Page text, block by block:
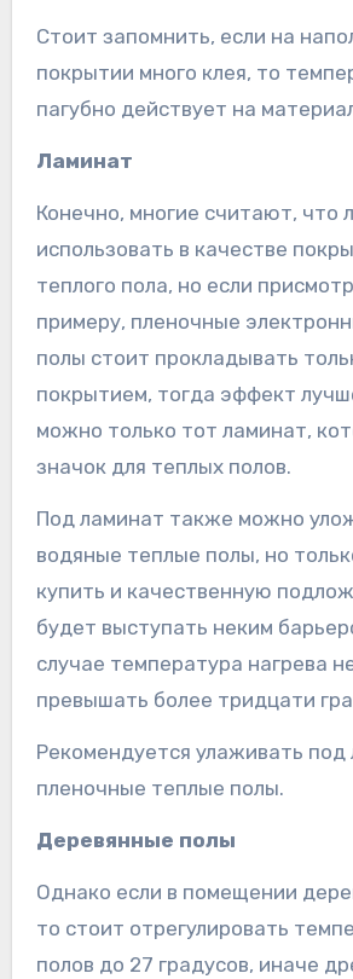
Стоит запомнить, если на
покрытии много клея, то
пагубно действует на
Ламинат
Конечно, многие считают, что
использовать в качестве
теплого пола, но если
примеру, пленочные
полы стоит прокладывать
покрытием, тогда эффект
можно только тот ламинат,
значок для теплых полов.
Под ламинат также можно
водяные теплые полы, но
купить и качественную
будет выступать неким
случае температура нагрева
превышать более тридцати
Рекомендуется улаживать
пленочные теплые полы.
Деревянные полы
Однако если в помещении
то стоит отрегулировать
полов до 27 градусов, иначе